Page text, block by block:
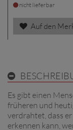
nicht lieferbar
Auf den
Es gibt einen
früheren und
verdrahtet, dass
erkennen kann,